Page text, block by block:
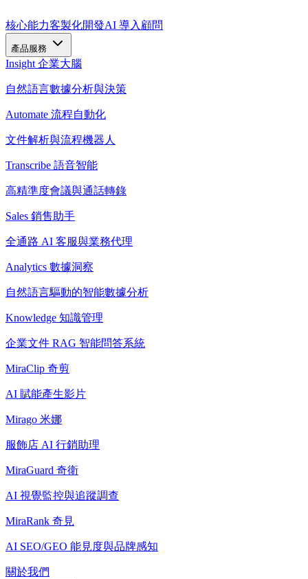
核心能力客製化開發AI 導入顧問
產品服務
Insight 企業大腦
自然語言數據分析與決策
Automate 流程自動化
文件解析與流程機器人
Transcribe 語音智能
高精準度會議與通話轉錄
Sales 銷售助手
全通路 AI 客服與業務代理
Analytics 數據洞察
自然語言驅動的智能數據分析
Knowledge 知識管理
企業文件 RAG 智能問答系統
MiraClip 奇剪
AI 賦能產生影片
Mirago 米娜
服飾店 AI 行銷助理
MiraGuard 奇衛
AI 視覺監控與追蹤調查
MiraRank 奇見
AI SEO/GEO 能見度與品牌感知
關於我們